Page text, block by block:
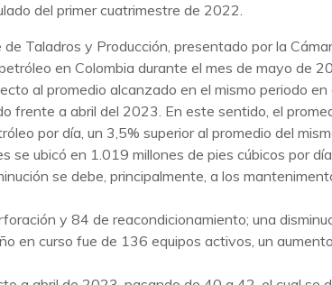
del primer cuatrimestre de 2022.
Taladros y Producción, presentado por la
en Colombia durante el mes de mayo de
al promedio alcanzado en el mismo periodo
frente a abril del 2023. En este sentido, el
por día, un 3,5% superior al promedio del
ubicó en 1.019 millones de pies cúbicos por
se debe, principalmente, a los
y 84 de reacondicionamiento; una
en curso fue de 136 equipos activos, un